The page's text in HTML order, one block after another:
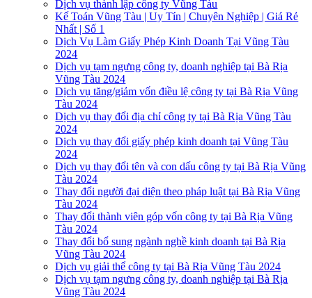
Dịch vụ thành lập công ty Vũng Tàu
Kế Toán Vũng Tàu | Uy Tín | Chuyên Nghiệp | Giá Rẻ
Nhất | Số 1
Dịch Vụ Làm Giấy Phép Kinh Doanh Tại Vũng Tàu
2024
Dịch vụ tạm ngưng công ty, doanh nghiệp tại Bà Rịa
Vũng Tàu 2024
Dịch vụ tăng/giảm vốn điều lệ công ty tại Bà Rịa Vũng
Tàu 2024
Dịch vụ thay đổi địa chỉ công ty tại Bà Rịa Vũng Tàu
2024
Dịch vụ thay đổi giấy phép kinh doanh tại Vũng Tàu
2024
Dịch vụ thay đổi tên và con dấu công ty tại Bà Rịa Vũng
Tàu 2024
Thay đổi người đại diện theo pháp luật tại Bà Rịa Vũng
Tàu 2024
Thay đổi thành viên góp vốn công ty tại Bà Rịa Vũng
Tàu 2024
Thay đổi bổ sung ngành nghề kinh doanh tại Bà Rịa
Vũng Tàu 2024
Dịch vụ giải thể công ty tại Bà Rịa Vũng Tàu 2024
Dịch vụ tạm ngưng công ty, doanh nghiệp tại Bà Rịa
Vũng Tàu 2024